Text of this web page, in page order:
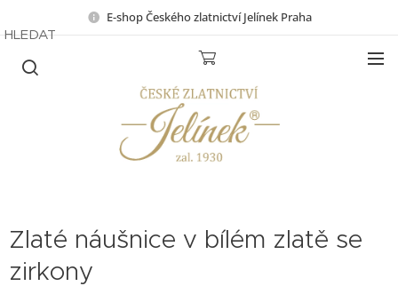
E-shop Českého zlatnictví Jelínek Praha
HLEDAT
Zlaté náušnice v bílém zlatě se
zirkony